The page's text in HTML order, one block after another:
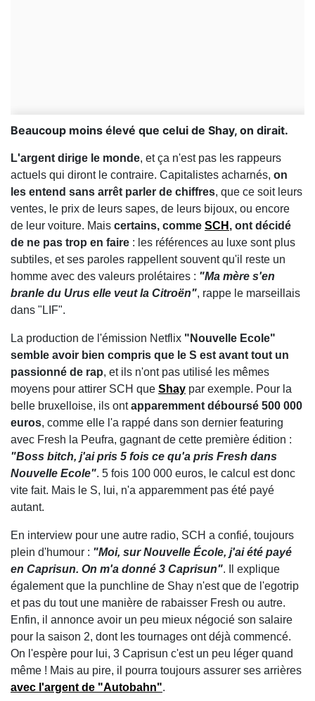
Beaucoup moins élevé que celui de Shay, on dirait.
L'argent dirige le monde, et ça n'est pas les rappeurs
actuels qui diront le contraire. Capitalistes acharnés, on
les entend sans arrêt parler de chiffres, que ce soit leurs
ventes, le prix de leurs sapes, de leurs bijoux, ou encore
de leur voiture. Mais certains, comme SCH , ont décidé
de ne pas trop en faire : les références au luxe sont plus
subtiles, et ses paroles rappellent souvent qu'il reste un
homme avec des valeurs prolétaires : "Ma mère s'en
branle du Urus elle veut la Citroën", rappe le marseillais
dans "LIF".
La production de l'émission Netflix "Nouvelle Ecole"
semble avoir bien compris que le S est avant tout un
passionné de rap, et ils n'ont pas utilisé les mêmes
moyens pour attirer SCH que Shay par exemple. Pour la
belle bruxelloise, ils ontapparemment déboursé 500 000
euros, comme elle l'a rappé dans son dernier featuring
avec Fresh la Peufra, gagnant de cette première édition :
"Boss bitch, j'ai pris 5 fois ce qu'a pris Fresh dans
Nouvelle Ecole". 5 fois 100 000 euros, le calcul est donc
vite fait. Mais le S, lui, n'a apparemment pas été payé
autant.
En interview pour une autre radio, SCH a confié, toujours
plein d'humour : "Moi, sur Nouvelle École, j'ai été payé
en Caprisun. On m'a donné 3 Caprisun". Il explique
également que la punchline de Shay n'est que de l'egotrip
et pas du tout une manière de rabaisser Fresh ou autre.
Enfin, il annonce avoir un peu mieux négocié son salaire
pour la saison 2, dont les tournages ont déjà commencé.
On l'espère pour lui, 3 Caprisun c'est un peu léger quand
même ! Mais au pire, il pourra toujours assurer ses arrières
avec l'argent de "Autobahn".